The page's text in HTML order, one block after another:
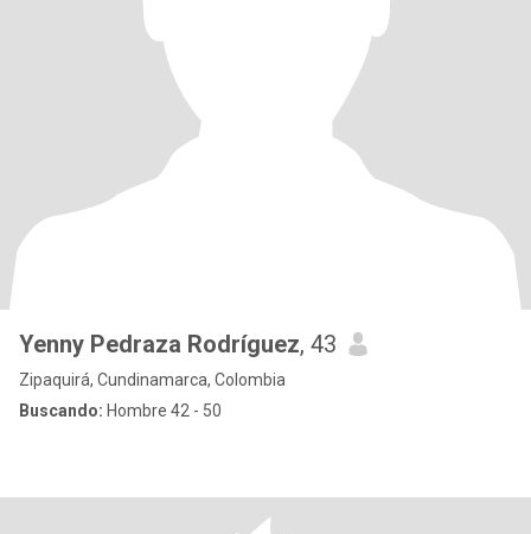
Yenny Pedraza Rodríguez, 43
Zipaquirá, Cundinamarca, Colombia
Buscando: Hombre 42 - 50